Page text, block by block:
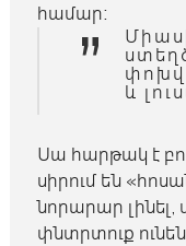
համար։
”
և
Սա հարթակ է
սիրում են
նորարար լինել,
փնտրտուք